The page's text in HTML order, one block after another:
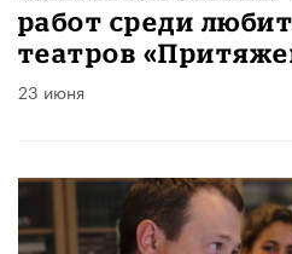
работ среди
театров
23 июня